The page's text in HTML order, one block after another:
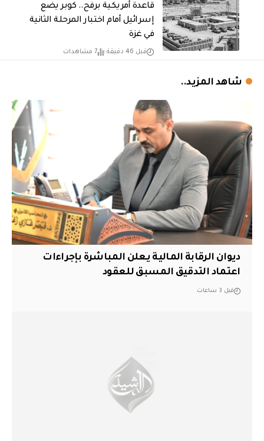
قاعدة أمريكية برفح.. كوبر يضع
إسرائيل أمام اختبار المرحلة الثانية
في غزة
قبل 46 دقيقة 7 مشاهدات
شاهد المزيد..
ديوان الرقابة المالية يعلن المباشرة بإجراءات
اعتماد التدقيق المسبق للعقود
قبل 3 ساعات